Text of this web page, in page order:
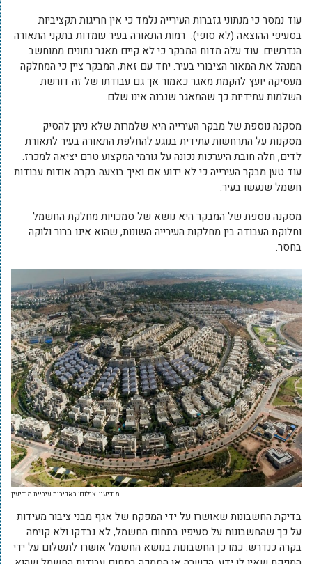
עוד נמסר כי מנתוני גזברות העירייה נלמד כי אין חריגות תקציביות
בסעיפי ההוצאה (לא סופי). רמות התאורה בעיר עומדות בתקני התאורה
הנדרשים. עוד עלה מדוח המבקר כי לא קיים מאגר נתונים ממוחשב
המנהל את המאור הציבורי בעיר. יחד עם זאת, המבקר ציין כי המחלקה
מעסיקה יועץ להקמת מאגר כאמור אך גם עבודתו של זה דורשת
השלמות עתידיות כך שהמאגר שנבנה אינו שלם.
מסקנה נוספת של מבקר העירייה היא שלמרות שלא ניתן להסיק
מסקנות על התרחשות עתידית בנוגע להחלפת התאורה בעיר לתאורת
לדים, חלה חובת היערכות נכונה על גורמי המקצוע טרם יציאה למכרז.
עוד טען מבקר העירייה כי לא ידוע אם ואיך בוצעה בקרה אודות עבודות
חשמל שנעשו בעיר.
מסקנה נוספת של המבקר היא נושא של סמכויות מחלקת החשמל
וחלוקת העבודה בין מחלקות העירייה השונות, שהוא אינו ברור ולוקה
בחסר.
מודיעין. צילום: באדיבות עיריית מודיעין
בדיקת החשבונות שאושרו על ידי המפקח של אגף מבני ציבור מעידות
על כך שהחשבונות על סעיפיו בתחום החשמל, לא נבדקו ולא קוימה
בקרה כנדרש. כמו כן החשבונות בנושא החשמל אושרו לתשלום על ידי